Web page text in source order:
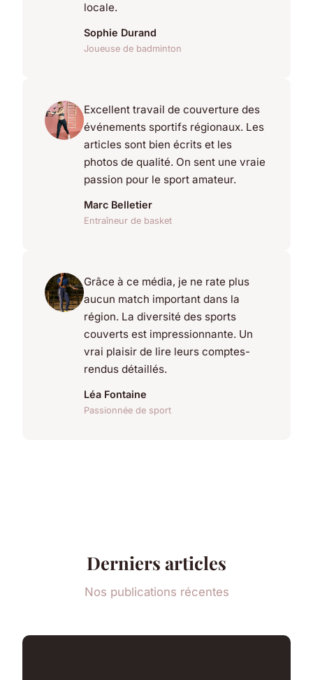
locale.
Sophie Durand
Joueuse de badminton
Excellent travail de couverture des
événements sportifs régionaux. Les
articles sont bien écrits et les
photos de qualité. On sent une vraie
passion pour le sport amateur.
Marc Belletier
Entraîneur de basket
Grâce à ce média, je ne rate plus
aucun match important dans la
région. La diversité des sports
couverts est impressionnante. Un
vrai plaisir de lire leurs comptes-
rendus détaillés.
Léa Fontaine
Passionnée de sport
Derniers articles
Nos publications récentes